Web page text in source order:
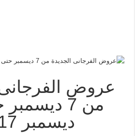
عروض
ديسمبر 2017